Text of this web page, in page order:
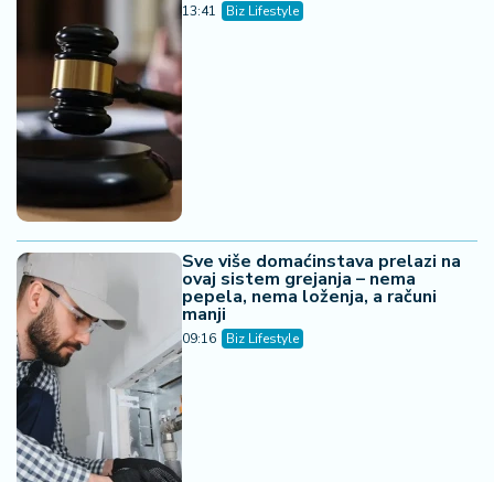
13:41 Biz Lifestyle
Sve više domaćinstava prelazi na
ovaj sistem grejanja – nema
pepela, nema loženja, a računi
manji
09:16 Biz Lifestyle